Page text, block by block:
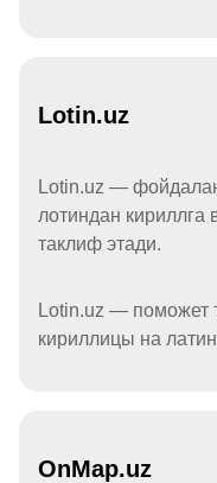
Lotin.uz
Lotin.uz —
лотиндан кириллга
таклиф этади.
Lotin.uz — поможет
кириллицы на
OnMap.uz